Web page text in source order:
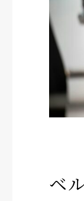
ベ